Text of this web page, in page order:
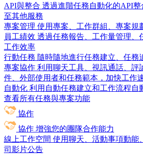
API與整合 透過進階任務自動化的API
至其他服務
專案管理 使用專案、工作群組、專案規
員工績效 透過任務報告、工作量管理、
工作效率
行動任務 隨時隨地進行任務建立、任務
專案協作 利用聊天工具、視訊通話、評
件、外部使用者和任務範本，加快工作
自動化 利用自動任務建立和工作流程自
查看所有任務與專案功能
協作
協作 增強您的團隊合作能力
線上工作空間 使用聊天、活動事項動能
司影片公告